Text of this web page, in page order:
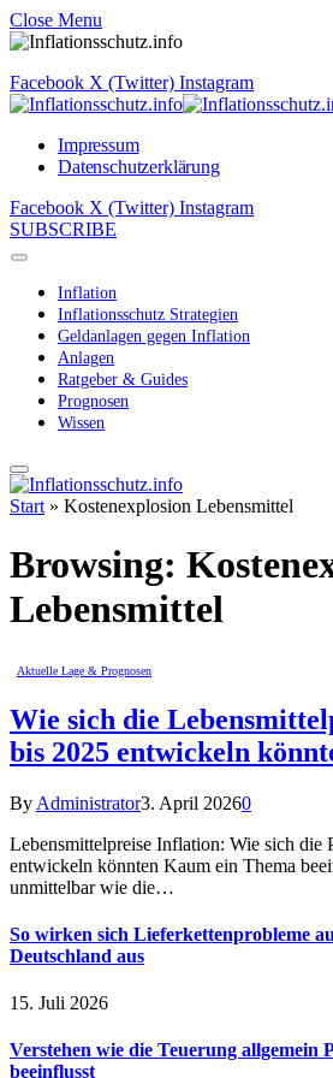
Close Menu
Facebook X (Twitter) Instagram
Impressum
Datenschutzerklärung
Facebook X (Twitter) Instagram
SUBSCRIBE
Inflation
Inflationsschutz Strategien
Geldanlagen gegen Inflation
Anlagen
Ratgeber & Guides
Prognosen
Wissen
Start » Kostenexplosion Lebensmittel
Browsing:
Lebensmittel
Aktuelle Lage & Prognosen
Wie sich die
bis 2025 entwickeln
By Administrator3. April 20260
Lebensmittelpreise Inflation: Wie sich die
entwickeln könnten Kaum ein Thema
unmittelbar wie die…
So wirken sich Lieferkettenprobleme
Deutschland aus
15. Juli 2026
Verstehen wie die Teuerung allgemein
beeinflusst